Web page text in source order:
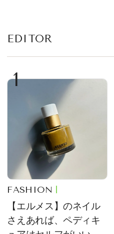
EDITOR
1
FASHION
【エルメス】のネイル
さえあれば、ペディキ